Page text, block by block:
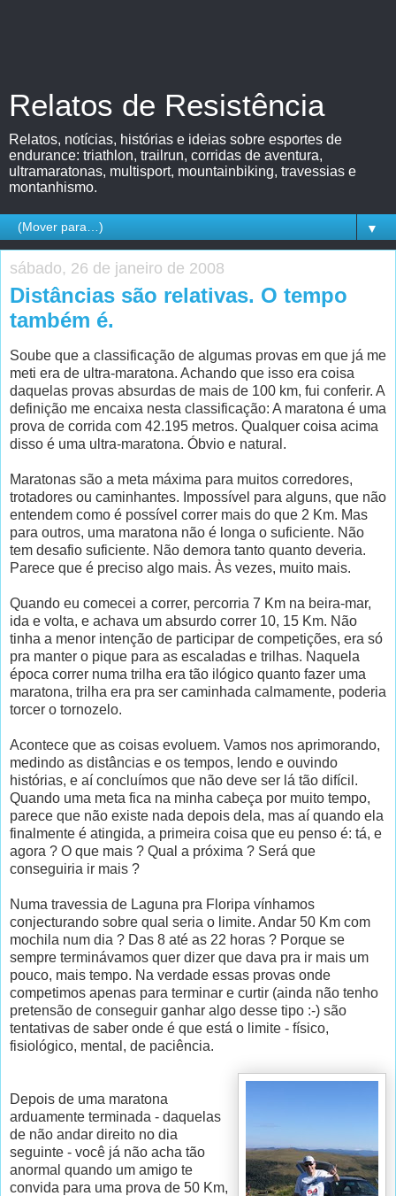
Relatos de Resistência
Relatos, notícias, histórias e ideias sobre esportes de
endurance: triathlon, trailrun, corridas de aventura,
ultramaratonas, multisport, mountainbiking, travessias e
montanhismo.
▼
sábado, 26 de janeiro de 2008
Distâncias são relativas. O tempo
também é.
Soube que a classificação de algumas provas em que já me
meti era de ultra-maratona. Achando que isso era coisa
daquelas provas absurdas de mais de 100 km, fui conferir. A
definição me encaixa nesta classificação: A maratona é uma
prova de corrida com 42.195 metros. Qualquer coisa acima
disso é uma ultra-maratona. Óbvio e natural.
Maratonas são a meta máxima para muitos corredores,
trotadores ou caminhantes. Impossível para alguns, que não
entendem como é possível correr mais do que 2 Km. Mas
para outros, uma maratona não é longa o suficiente. Não
tem desafio suficiente. Não demora tanto quanto deveria.
Parece que é preciso algo mais. Às vezes, muito mais.
Quando eu comecei a correr, percorria 7 Km na beira-mar,
ida e volta, e achava um absurdo correr 10, 15 Km. Não
tinha a menor intenção de participar de competições, era só
pra manter o pique para as escaladas e trilhas. Naquela
época correr numa trilha era tão ilógico quanto fazer uma
maratona, trilha era pra ser caminhada calmamente, poderia
torcer o tornozelo.
Acontece que as coisas evoluem. Vamos nos aprimorando,
medindo as distâncias e os tempos, lendo e ouvindo
histórias, e aí concluímos que não deve ser lá tão difícil.
Quando uma meta fica na minha cabeça por muito tempo,
parece que não existe nada depois dela, mas aí quando ela
finalmente é atingida, a primeira coisa que eu penso é: tá, e
agora ? O que mais ? Qual a próxima ? Será que
conseguiria ir mais ?
Numa travessia de Laguna pra Floripa vínhamos
conjecturando sobre qual seria o limite. Andar 50 Km com
mochila num dia ? Das 8 até as 22 horas ? Porque se
sempre terminávamos quer dizer que dava pra ir mais um
pouco, mais tempo. Na verdade essas provas onde
competimos apenas para terminar e curtir (ainda não tenho
pretensão de conseguir ganhar algo desse tipo :-) são
tentativas de saber onde é que está o limite - físico,
fisiológico, mental, de paciência.
Depois de uma maratona
arduamente terminada - daquelas
de não andar direito no dia
seguinte - você já não acha tão
anormal quando um amigo te
convida para uma prova de 50 Km,